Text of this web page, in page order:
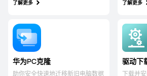
了解更多 了解更多
华为PC克隆
助你安全快速地迁移新旧电脑数据
驱动下
下载并